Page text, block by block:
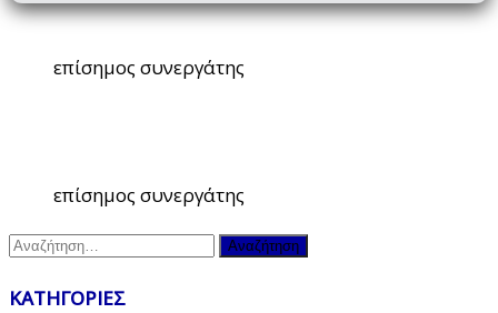
επίσημος συνεργάτης
επίσημος συνεργάτης
Αναζήτηση
ΚΑΤΗΓΟΡΙΕΣ